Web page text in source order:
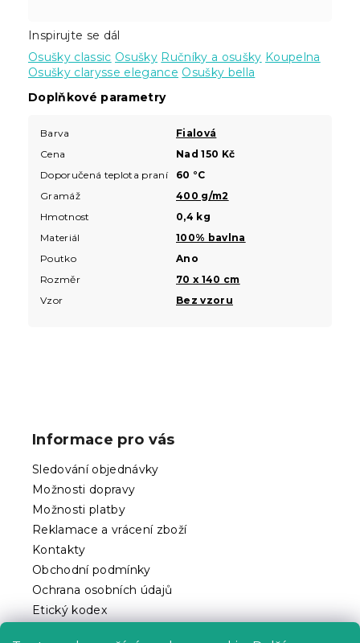
Inspirujte se dál
Osušky classic Osušky Ručníky a osušky Koupelna
Osušky clarysse elegance Osušky bella
Doplňkové parametry
Barva
Fialová
Cena
Nad 150 Kč
Doporučená teplota praní
60 °C
Gramáž
400 g/m2
Hmotnost
0,4 kg
Materiál
100% bavlna
Poutko
Ano
Rozměr
70 x 140 cm
Vzor
Bez vzoru
Informace pro vás
Sledování objednávky
Možnosti dopravy
Možnosti platby
Reklamace a vrácení zboží
Kontakty
Obchodní podmínky
Ochrana osobních údajů
Etický kodex